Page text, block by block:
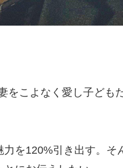
こよなく愛し子ども
を120%引き出す。そ